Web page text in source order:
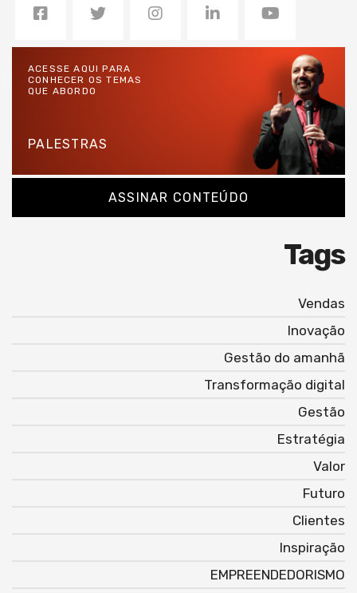
ACESSE AQUI PARA
CONHECER OS TEMAS
QUE ABORDO
PALESTRAS
ASSINAR CONTEÚDO
Tags
Vendas
Inovação
Gestão do amanhã
Transformação digital
Gestão
Estratégia
Valor
Futuro
Clientes
Inspiração
EMPREENDEDORISMO